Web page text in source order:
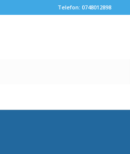
Telefon:0748012898